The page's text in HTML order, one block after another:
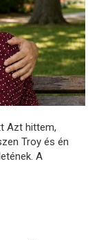
Azt hittem,
Troy és én
A